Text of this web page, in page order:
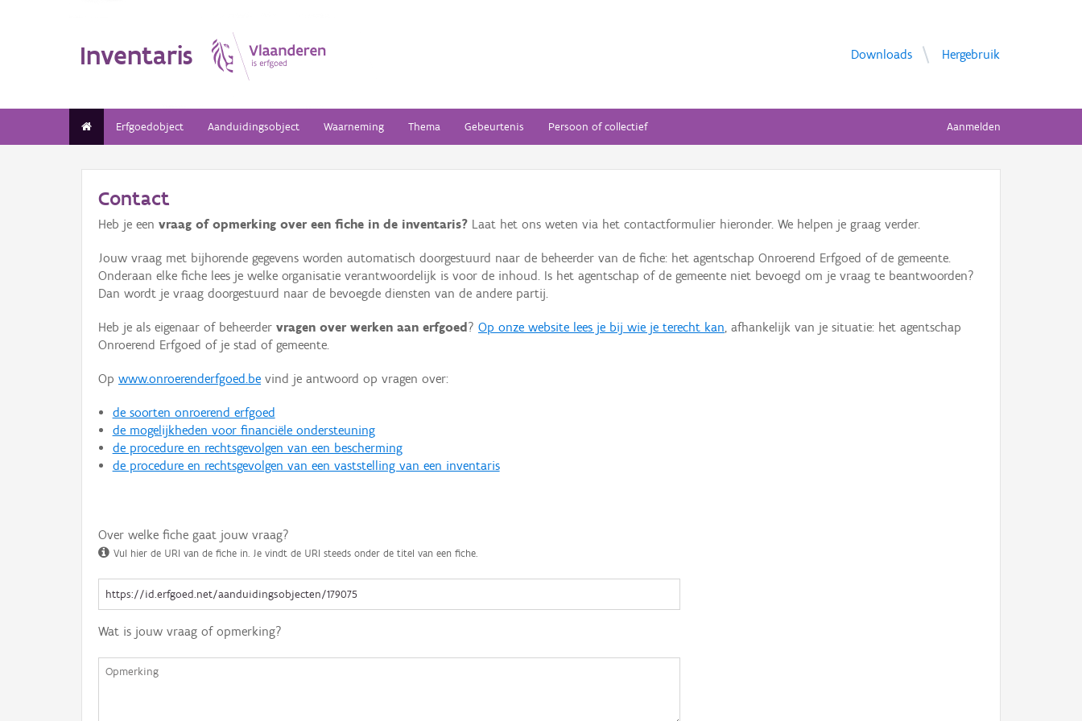
Inventaris Downloads Hergebruik
Erfgoedobject Aanduidingsobject Waarneming Thema Gebeurtenis Persoon of collectief Aanmelden
Contact
Heb je een vraag of opmerking over een fiche in de inventaris? Laat het ons weten via het contactformulier hieronder. We helpen je graag verder.
Jouw vraag met bijhorende gegevens worden automatisch doorgestuurd naar de beheerder van de fiche: het agentschap Onroerend Erfgoed of de gemeente.
Onderaan elke fiche lees je welke organisatie verantwoordelijk is voor de inhoud. Is het agentschap of de gemeente niet bevoegd om je vraag te beantwoorden?
Dan wordt je vraag doorgestuurd naar de bevoegde diensten van de andere partij.
Heb je als eigenaar of beheerder vragen over werken aan erfgoed ? Op onze website lees je bij wie je terecht kan, afhankelijk van je situatie: het agentschap
Onroerend Erfgoed of je stad of gemeente.
Op www.onroerenderfgoed.be vind je antwoord op vragen over:
de soorten onroerend erfgoed
de mogelijkheden voor financiële ondersteuning
de procedure en rechtsgevolgen van een bescherming
de procedure en rechtsgevolgen van een vaststelling van een inventaris
Over welke fiche gaat jouw vraag?
Vul hier de URI van de fiche in. Je vindt de URI steeds onder de titel van een fiche.
Wat is jouw vraag of opmerking?